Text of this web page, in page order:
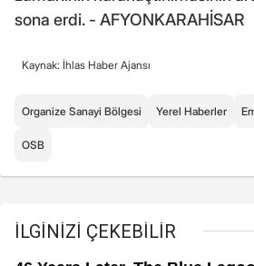
sona erdi. - AFYONKARAHİSAR
Kaynak: İhlas Haber Ajansı
Organize Sanayi Bölgesi Yerel Haberler
OSB